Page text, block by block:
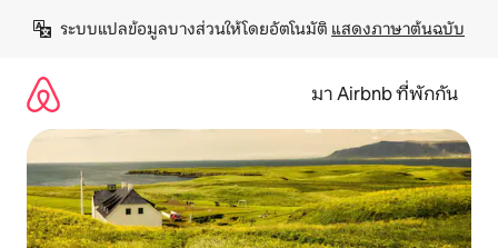
เนื้อหา
ระบบแปลข้อมูลบางส่วนให้โดยอัตโนมัติ แสดงภาษาต้นฉบับ
มา Airbnb ที่พักกัน